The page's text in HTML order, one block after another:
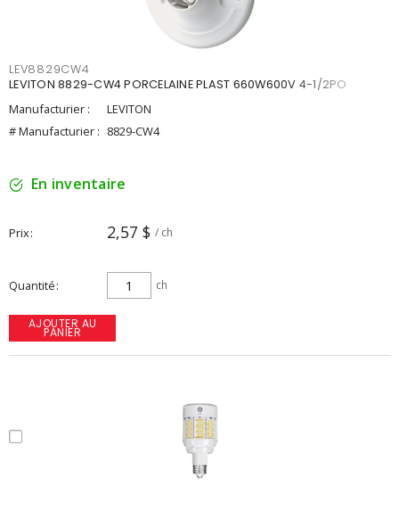
LEV8829CW4
LEVITON 8829-CW4 PORCELAINE PLAST 660W600V 4-1/2PO
Manufacturier :
LEVITON
# Manufacturier : 8829-CW4
En inventaire
Prix 2,57 $ / ch
Quantité ch
AJOUTER AU
PANIER